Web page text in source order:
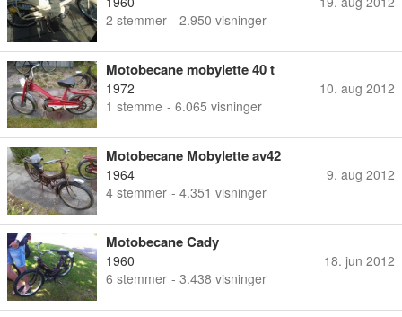
2 stemmer - 2.950 visninger
Motobecane mobylette 40 t
1972
1 stemme - 6.065 visninger
10. aug 2012
Motobecane Mobylette av42
1964
4 stemmer - 4.351 visninger
9. aug 2012
Motobecane Cady
1960
6 stemmer - 3.438 visninger
18. jun 2012